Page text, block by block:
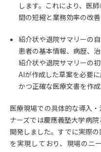
します。これにより、医
間の短縮と業務効率の改善
紹介状や退院サマリーの
患者の基本情報、病歴、
紹介状や退院サマリーの
AIが作成した草案を必要
かつ正確な医療文書を作成
医療現場での具体的な導入
ナーズでは慶應義塾大学病
開発しました。すでに実際
を実現しており、現場のニ